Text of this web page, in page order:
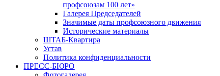
профсоюзам 100 лет»
Галерея Председателей
Значимые даты профсоюзного движения
Исторические материалы
ШТАБ-Квартира
Устав
Политика конфиденциальности
ПРЕСС-БЮРО